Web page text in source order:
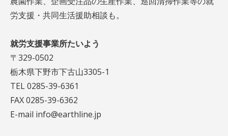
労支援・共同生活援助相談も。
就労支援事業所たいよう
〒329-0502
栃木県下野市下古山3305-1
TEL 0285-39-6361
FAX 0285-39-6362
E-mail info@earthline.jp